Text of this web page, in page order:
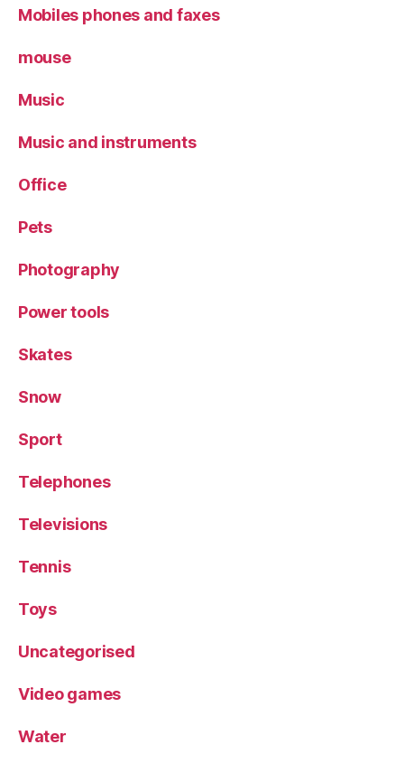
Mobiles phones and faxes
mouse
Music
Music and instruments
Office
Pets
Photography
Power tools
Skates
Snow
Sport
Telephones
Televisions
Tennis
Toys
Uncategorised
Video games
Water